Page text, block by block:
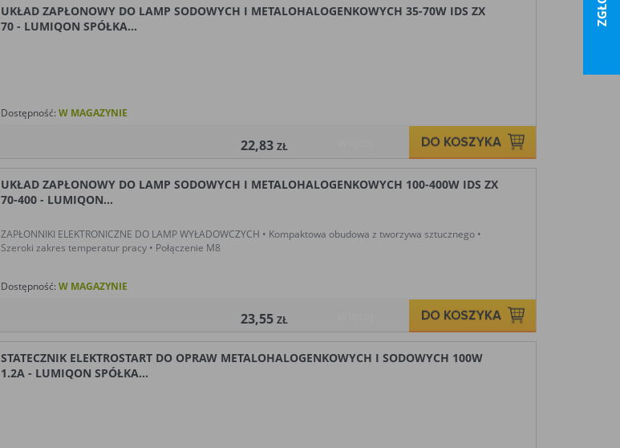
UKŁAD ZAPŁONOWY DO LAMP SODOWYCH I METALOHALOGENKOWYCH 35-70W IDS ZX
70 - LUMIQON SPÓŁKA...
Dostępność:W MAGAZYNIE
22,83ZŁ
UKŁAD ZAPŁONOWY DO LAMP SODOWYCH I METALOHALOGENKOWYCH 100-400W IDS ZX
70-400 - LUMIQON...
ZAPŁONNIKI ELEKTRONICZNE DO LAMP WYŁADOWCZYCH • Kompaktowa obudowa z tworzywa sztucznego •
Szeroki zakres temperatur pracy • Połączenie M8
Dostępność:W MAGAZYNIE
23,55ZŁ
STATECZNIK ELEKTROSTART DO OPRAW METALOHALOGENKOWYCH I SODOWYCH 100W
1.2A - LUMIQON SPÓŁKA...